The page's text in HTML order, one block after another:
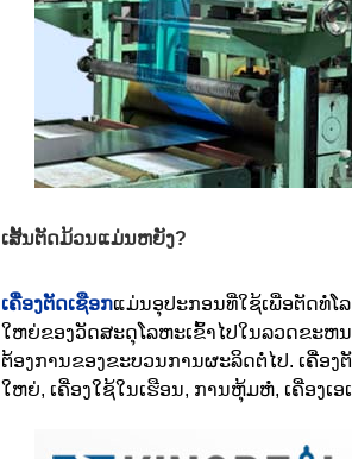
ເສັ້ນຕັດມ້ວນແມ່ນຫຍັງ?
ເຄື່ອງຕັດເຊືອກແມ່ນອຸປະກອນທີ່ໃຊ້ເພື່ອຕັດທໍ່ໂ
ໃຫຍ່ຂອງວັດສະດຸໂລຫະເຂົ້າໄປໃນລວດຂະຫ
ຕ້ອງການຂອງຂະບວນການຜະລິດຕໍ່ໄປ. ເຄື່ອ
ໃຫຍ່, ເຄື່ອງໃຊ້ໃນເຮືອນ, ການຫຸ້ມຫໍ່, ເຄື່ອງເ